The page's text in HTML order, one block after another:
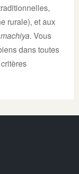
rurale), et aux
machiya. Vous
dans toutes